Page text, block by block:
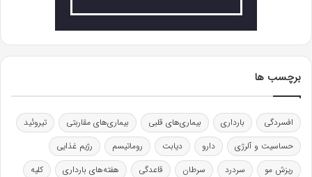
برچسب ها
افسردگی بارداری بیماری‌های قلبی بیماری‌های مقاربتی
تیروئید
حساسیت و آلرژی
دارو دیابت روماتیسم
رژیم غذایی
ریزش مو
سردرد سرطان قاعدگی هفته‌های بارداری
کلیه